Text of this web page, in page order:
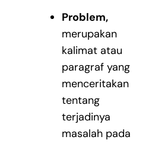
Problem,
merupakan
kalimat atau
paragraf yang
menceritakan
tentang
terjadinya
masalah pada